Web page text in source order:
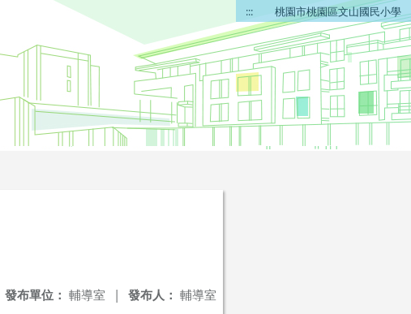
::: 桃園市桃園區文山國民小學
發布人： 輔導室
發布單位： 輔導室 |